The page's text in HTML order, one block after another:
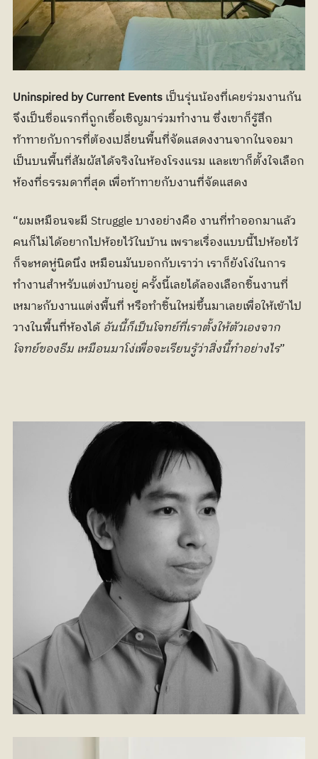
Uninspired by Current Events เป็นรุ่นน้องที่เคยร่วมงานกัน
จึงเป็นชื่อแรกที่ถูกเชื้อเชิญมาร่วมทำงาน ซึ่งเขาก็รู้สึก
ท้าทายกับการที่ต้องเปลี่ยนพื้นที่จัดแสดงงานจากในจอมา
เป็นบนพื้นที่สัมผัสได้จริงในห้องโรงแรม และเขาก็ตั้งใจเลือก
ห้องที่ธรรมดาที่สุด เพื่อท้าทายกับงานที่จัดแสดง
“ผมเหมือนจะมี Struggle บางอย่างคือ งานที่ทำออกมาแล้ว
คนก็ไม่ได้อยากไปห้อยไว้ในบ้าน เพราะเรื่องแบบนี้ไปห้อยไว้
ก็จะหดหู่นิดนึง เหมือนมันบอกกับเราว่า เราก็ยังโง่ในการ
ทำงานสำหรับแต่งบ้านอยู่ ครั้งนี้เลยได้ลองเลือกชิ้นงานที่
เหมาะกับงานแต่งพื้นที่ หรือทำชิ้นใหม่ขึ้นมาเลยเพื่อให้เข้าไป
วางในพื้นที่ห้องได้ อันนี้ก็เป็นโจทย์ที่เราตั้งให้ตัวเองจาก
โจทย์ของธีม เหมือนมาโง่เพื่อจะเรียนรู้ว่าสิ่งนี้ทำอย่างไร”